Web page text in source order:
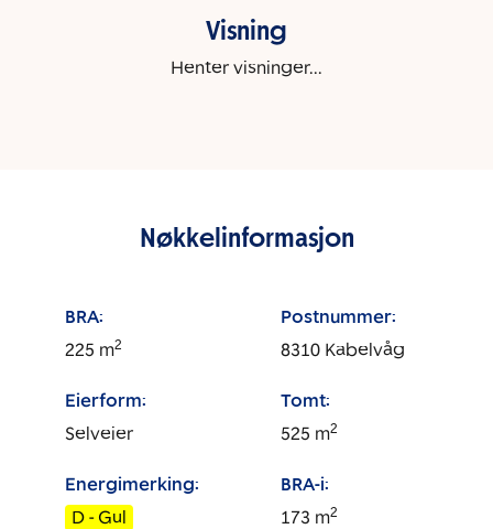
Visning
Henter visninger...
Nøkkelinformasjon
BRA:
225 m2
Postnummer:
8310 Kabelvåg
Eierform:
Selveier
Tomt:
525 m2
Energimerking:
D - Gul
BRA-i:
173 m2